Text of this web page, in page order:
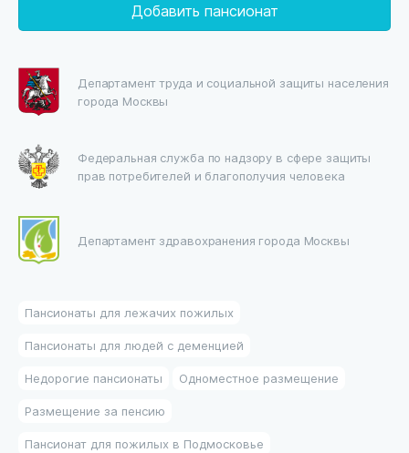
Добавить пансионат
Департамент труда и социальной защиты населения
города Москвы
Федеральная служба по надзору в сфере защиты
прав потребителей и благополучия человека
Департамент здравохранения города Москвы
Пансионаты для лежачих пожилых
Пансионаты для людей с деменцией
Недорогие пансионаты Одноместное размещение
Размещение за пенсию
Пансионат для пожилых в Подмосковье